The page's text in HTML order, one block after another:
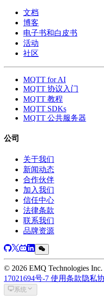
文档
博客
电子书和白皮书
活动
社区
MQTT for AI
MQTT 协议入门
MQTT 教程
MQTT SDKs
MQTT 公共服务器
公司
关于我们
新闻动态
合作伙伴
加入我们
信任中心
法律条款
联系我们
品牌资源
© 2026 EMQ Technologies Inc.
17021694号-7 使用条款隐私
系统